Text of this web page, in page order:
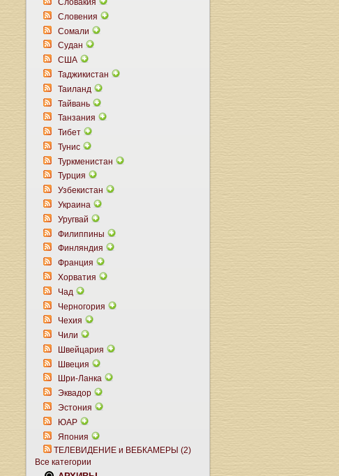
Словакия
Словения
Сомали
Судан
США
Таджикистан
Таиланд
Тайвань
Танзания
Тибет
Тунис
Туркменистан
Турция
Узбекистан
Украина
Уругвай
Филиппины
Финляндия
Франция
Хорватия
Чад
Черногория
Чехия
Чили
Швейцария
Швеция
Шри-Ланка
Эквадор
Эстония
ЮАР
Япония
ТЕЛЕВИДЕНИЕ и ВЕБКАМЕРЫ (2)
Все категории